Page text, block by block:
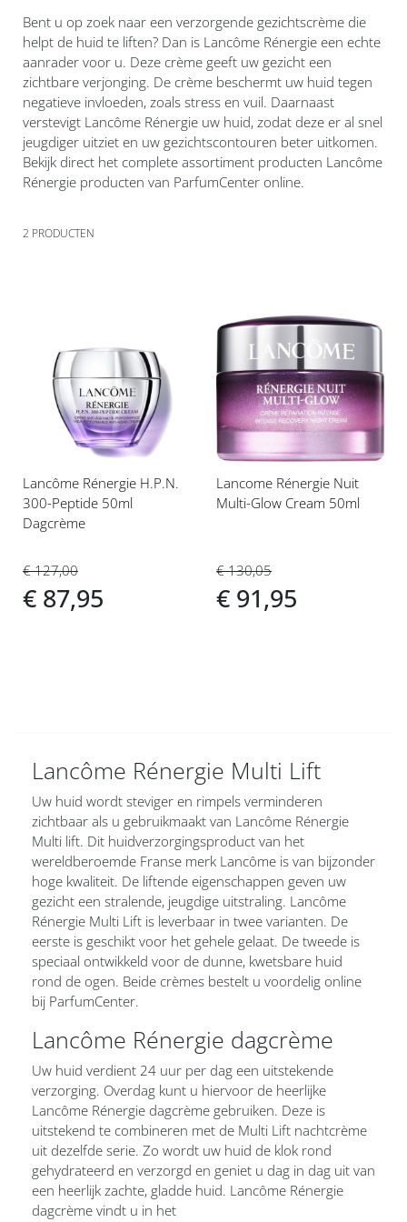
Bent u op zoek naar een verzorgende gezichtscrème die
helpt de huid te liften? Dan is Lancôme Rénergie een echte
aanrader voor u. Deze crème geeft uw gezicht een
zichtbare verjonging. De crème beschermt uw huid tegen
negatieve invloeden, zoals stress en vuil. Daarnaast
verstevigt Lancôme Rénergie uw huid, zodat deze er al snel
jeugdiger uitziet en uw gezichtscontouren beter uitkomen.
Bekijk direct het complete assortiment producten Lancôme
Rénergie producten van ParfumCenter online.
2 PRODUCTEN
toe
aan
verlanglijst
Lancôme Rénergie H.P.N.
300-Peptide 50ml
Dagcrème
€ 127,00
€ 87,95
toe
aan
verlanglijst
Lancome Rénergie Nuit
Multi-Glow Cream 50ml
€ 130,05
€ 91,95
Lancôme Rénergie Multi Lift
Uw huid wordt steviger en rimpels verminderen
zichtbaar als u gebruikmaakt van Lancôme Rénergie
Multi lift. Dit huidverzorgingsproduct van het
wereldberoemde Franse merk Lancôme is van bijzonder
hoge kwaliteit. De liftende eigenschappen geven uw
gezicht een stralende, jeugdige uitstraling. Lancôme
Rénergie Multi Lift is leverbaar in twee varianten. De
eerste is geschikt voor het gehele gelaat. De tweede is
speciaal ontwikkeld voor de dunne, kwetsbare huid
rond de ogen. Beide crèmes bestelt u voordelig online
bij ParfumCenter.
Lancôme Rénergie dagcrème
Uw huid verdient 24 uur per dag een uitstekende
verzorging. Overdag kunt u hiervoor de heerlijke
Lancôme Rénergie dagcrème gebruiken. Deze is
uitstekend te combineren met de Multi Lift nachtcrème
uit dezelfde serie. Zo wordt uw huid de klok rond
gehydrateerd en verzorgd en geniet u dag in dag uit van
een heerlijk zachte, gladde huid. Lancôme Rénergie
dagcrème vindt u in het